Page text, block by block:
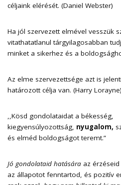
céljaink elérését. (Daniel Webster)
Ha jól szervezett elmével vesszük
vitathatatlanul tárgyilagosabban
minket a sikerhez és a
Az elme szervezettsége azt is
határozott célja van. (Harry Lorayne)
,,Kösd gondolataidat a békesség,
kiegyensúlyozottság, nyugalom,
és elméd boldogságot teremt.”
Jó gondolataid hatására az
az állapotot fenntartod, és pozitív